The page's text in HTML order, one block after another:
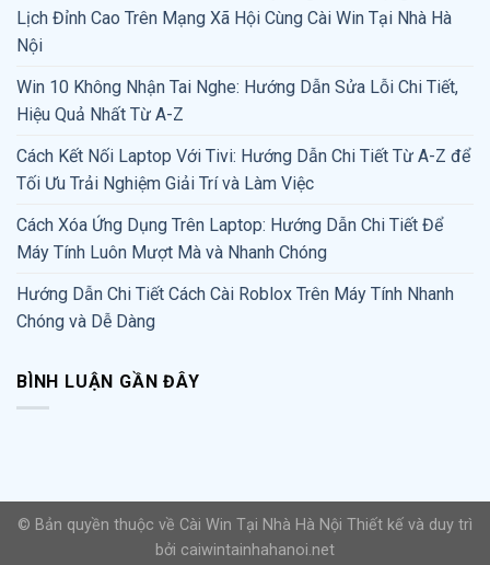
Lịch Đỉnh Cao Trên Mạng Xã Hội Cùng Cài Win Tại Nhà Hà
Nội
Win 10 Không Nhận Tai Nghe: Hướng Dẫn Sửa Lỗi Chi Tiết,
Hiệu Quả Nhất Từ A-Z
Cách Kết Nối Laptop Với Tivi: Hướng Dẫn Chi Tiết Từ A-Z để
Tối Ưu Trải Nghiệm Giải Trí và Làm Việc
Cách Xóa Ứng Dụng Trên Laptop: Hướng Dẫn Chi Tiết Để
Máy Tính Luôn Mượt Mà và Nhanh Chóng
Hướng Dẫn Chi Tiết Cách Cài Roblox Trên Máy Tính Nhanh
Chóng và Dễ Dàng
BÌNH LUẬN GẦN ĐÂY
© Bản quyền thuộc về Cài Win Tại Nhà Hà Nội Thiết kế và duy trì
bởi caiwintainhahanoi.net